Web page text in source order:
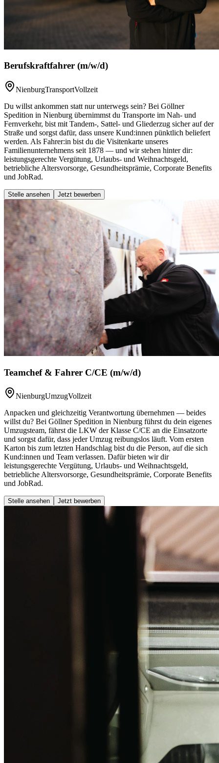
Berufskraftfahrer (m/w/d)
NienburgTransportVollzeit
Du willst ankommen statt nur unterwegs sein? Bei Göllner
Spedition in Nienburg übernimmst du Transporte im Nah- und
Fernverkehr, bist mit Tandem-, Sattel- und Gliederzug sicher auf der
Straße und sorgst dafür, dass unsere Kund:innen pünktlich beliefert
werden. Als Fahrer:in bist du die Visitenkarte unseres
Familienunternehmens seit 1878 — und wir stehen hinter dir:
leistungsgerechte Vergütung, Urlaubs- und Weihnachtsgeld,
betriebliche Altersvorsorge, Gesundheitsprämie, Corporate Benefits
und JobRad.
Stelle ansehen Jetzt bewerben
Teamchef & Fahrer C/CE (m/w/d)
NienburgUmzugVollzeit
Anpacken und gleichzeitig Verantwortung übernehmen — beides
willst du? Bei Göllner Spedition in Nienburg führst du dein eigenes
Umzugsteam, fährst die LKW der Klasse C/CE an die Einsatzorte
und sorgst dafür, dass jeder Umzug reibungslos läuft. Vom ersten
Karton bis zum letzten Handschlag bist du die Person, auf die sich
Kund:innen und Team verlassen. Dafür bieten wir dir
leistungsgerechte Vergütung, Urlaubs- und Weihnachtsgeld,
betriebliche Altersvorsorge, Gesundheitsprämie, Corporate Benefits
und JobRad.
Stelle ansehen Jetzt bewerben